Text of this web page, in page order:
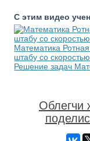
С этим видео
Математика
штабу со
Решение задач
Облегчи